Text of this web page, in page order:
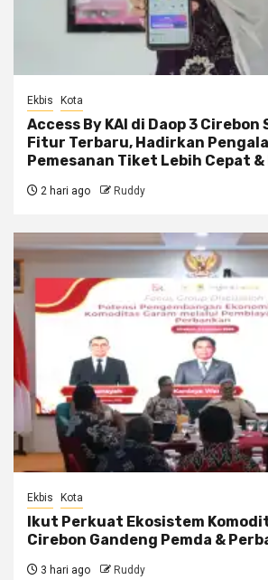
Ekbis Kota
Access By KAI di Daop 3 Cirebon
Fitur Terbaru, Hadirkan
Pemesanan Tiket Lebih Cepat
2 hari ago Ruddy
Ekbis Kota
Ikut Perkuat Ekosistem
Cirebon Gandeng Pemda &
3 hari ago Ruddy